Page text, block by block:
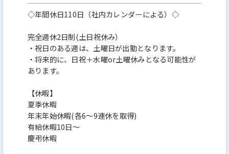
◇年間休日110日（社内カレンダーによる）◇
完全週休2日制(土日祝休み）
・祝日のある週は、土曜日が出勤となります。
・将来的に、日祝＋水曜or土曜休みとなる可能性が
あります。
【休暇】
夏季休暇
年末年始休暇(各6～9連休を取得)
有給休暇10日～
慶弔休暇